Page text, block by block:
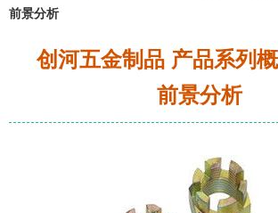
前景分析
创河五金制品 产品系列
前景分析